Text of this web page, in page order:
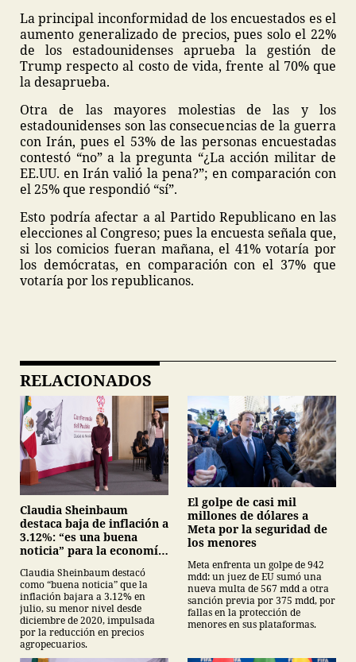
La principal inconformidad de los encuestados es el
aumento generalizado de precios, pues solo el 22%
de los estadounidenses aprueba la gestión de
Trump respecto al costo de vida, frente al 70% que
la desaprueba.
Otra de las mayores molestias de las y los
estadounidenses son las consecuencias de la guerra
con Irán, pues el 53% de las personas encuestadas
contestó “no” a la pregunta “¿La acción militar de
EE.UU. en Irán valió la pena?”; en comparación con
el 25% que respondió “sí”.
Esto podría afectar a al Partido Republicano en las
elecciones al Congreso; pues la encuesta señala que,
si los comicios fueran mañana, el 41% votaría por
los demócratas, en comparación con el 37% que
votaría por los republicanos.
RELACIONADOS
Claudia Sheinbaum
destaca baja de inflación a
3.12%: “es una buena
noticia” para la economía
Claudia Sheinbaum destacó
como “buena noticia” que la
inflación bajara a 3.12% en
julio, su menor nivel desde
diciembre de 2020, impulsada
por la reducción en precios
agropecuarios.
El golpe de casi mil
millones de dólares a
Meta por la seguridad de
los menores
Meta enfrenta un golpe de 942
mdd: un juez de EU sumó una
nueva multa de 567 mdd a otra
sanción previa por 375 mdd, por
fallas en la protección de
menores en sus plataformas.